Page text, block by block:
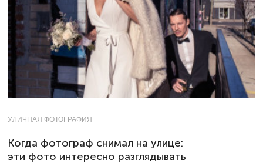
УЛИЧНАЯ ФОТОГРАФИЯ
Когда фотограф снимал на улице:
эти фото интересно разглядывать